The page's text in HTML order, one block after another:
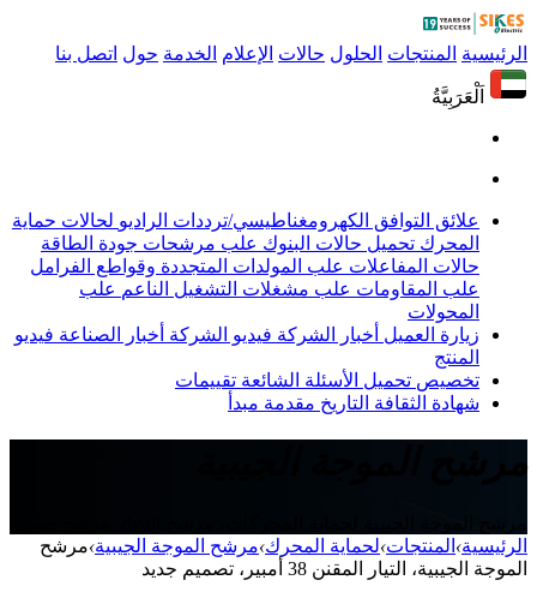
الرئيسية المنتجات الحلول حالات الإعلام الخدمة حول اتصل بنا
اَلْعَرَبِيَّةُ
علائق التوافق الكهرومغناطيسي/ترددات الراديو لحالات حماية
المحرك تحميل حالات البنوك علب مرشحات جودة الطاقة
حالات المفاعلات علب المولدات المتجددة وقواطع الفرامل
علب المقاومات علب مشغلات التشغيل الناعم علب
المحولات
زيارة العميل أخبار الشركة فيديو الشركة أخبار الصناعة فيديو
المنتج
تخصيص تحميل الأسئلة الشائعة تقييمات
شهادة الثقافة التاريخ مقدمة مبدأ
الرئيسية› المنتجات›لحماية المحرك›مرشح الموجة الجيبية›مرشح
الموجة الجيبية، التيار المقنن 38 أمبير، تصميم جديد